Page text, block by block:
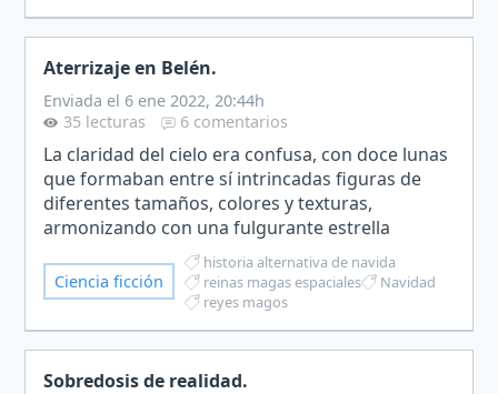
Aterrizaje en Belén.
Enviada el 6 ene 2022, 20:44h
35 lecturas
6 comentarios
La claridad del cielo era confusa, con doce lunas
que formaban entre sí intrincadas figuras de
diferentes tamaños, colores y texturas,
armonizando con una fulgurante estrella
central.Gasreil, a diferencia de su hermana,
estaba absorta con aqu…
Ciencia ficción
historia alternativa de navida
reinas magas espaciales
Navidad
reyes magos
Sobredosis de realidad.